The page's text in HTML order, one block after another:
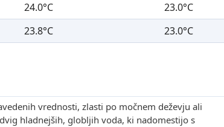
24.0°C
23.0°C
23.8°C 23.0°C
vrednosti, zlasti po močnem deževju ali
hladnejših, globljih voda, ki nadomestijo s